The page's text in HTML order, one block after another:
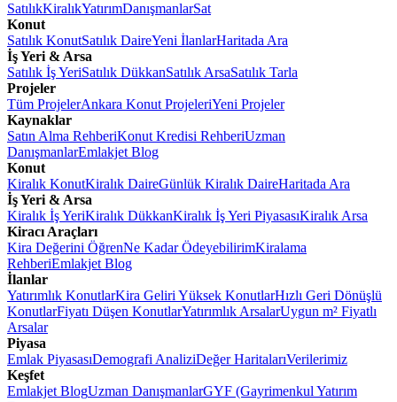
SatılıkKiralıkYatırımDanışmanlarSat
Konut
Satılık KonutSatılık DaireYeni İlanlarHaritada Ara
İş Yeri & Arsa
Satılık İş YeriSatılık DükkanSatılık ArsaSatılık Tarla
Projeler
Tüm ProjelerAnkara Konut ProjeleriYeni Projeler
Kaynaklar
Satın Alma RehberiKonut Kredisi RehberiUzman
DanışmanlarEmlakjet Blog
Konut
Kiralık KonutKiralık DaireGünlük Kiralık DaireHaritada Ara
İş Yeri & Arsa
Kiralık İş YeriKiralık DükkanKiralık İş Yeri PiyasasıKiralık Arsa
Kiracı Araçları
Kira Değerini ÖğrenNe Kadar ÖdeyebilirimKiralama
RehberiEmlakjet Blog
İlanlar
Yatırımlık KonutlarKira Geliri Yüksek KonutlarHızlı Geri Dönüşlü
KonutlarFiyatı Düşen KonutlarYatırımlık ArsalarUygun m² Fiyatlı
Arsalar
Piyasa
Emlak PiyasasıDemografi AnaliziDeğer HaritalarıVerilerimiz
Keşfet
Emlakjet BlogUzman DanışmanlarGYF (Gayrimenkul Yatırım